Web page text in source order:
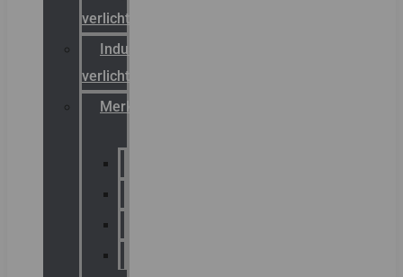
verlichting
Industriële
verlichting
Merken